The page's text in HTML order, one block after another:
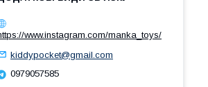
www.instagram.com/manka_toys/
kiddypocket@gmail.com
0979057585